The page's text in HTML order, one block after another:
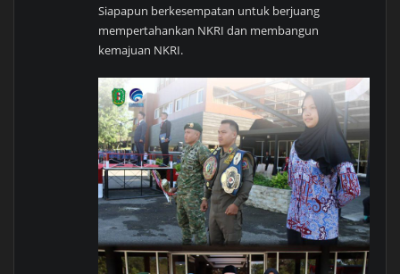
Siapapun berkesempatan untuk berjuang
mempertahankan NKRI dan membangun
kemajuan NKRI.